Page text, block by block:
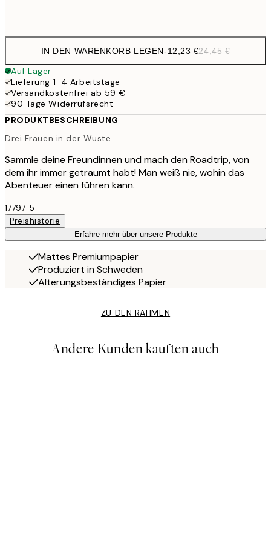
IN DEN WARENKORB LEGEN-12,23 €24,45 €
Auf Lager
Lieferung 1-4 Arbeitstage
Versandkostenfrei ab 59 €
90 Tage Widerrufsrecht
PRODUKTBESCHREIBUNG
Drei Frauen in der Wüste
Sammle deine Freundinnen und mach den Roadtrip, von
dem ihr immer geträumt habt! Man weiß nie, wohin das
Abenteuer einen führen kann.
17797-5
Preishistorie
Erfahre mehr über unsere Produkte
Mattes Premiumpapier
Produziert in Schweden
Alterungsbeständiges Papier
ZU DEN RAHMEN
Andere Kunden kauften auch